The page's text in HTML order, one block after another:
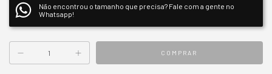
Não encontrou o tamanho que precisa? Fale com a gente no
Whatsapp!